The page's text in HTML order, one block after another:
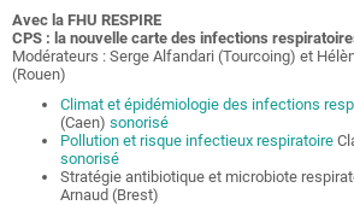
Avec la FHU RESPIRE
CPS : la nouvelle carte des infections
Modérateurs : Serge Alfandari (Tourcoing) et
(Rouen)
Climat et épidémiologie des infections
(Caen) sonorisé
Pollution et risque infectieux respiratoire
sonorisé
Stratégie antibiotique et microbiote
Arnaud (Brest)